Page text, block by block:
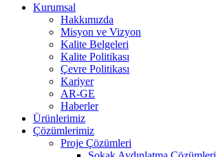
search
Menu
Kurumsal
Hakkımızda
Misyon ve Vizyon
Kalite Belgeleri
Kalite Politikası
Çevre Politikası
Kariyer
AR-GE
Haberler
Ürünlerimiz
Çözümlerimiz
Proje Çözümleri